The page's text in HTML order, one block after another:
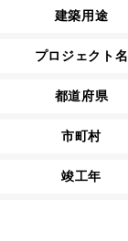
建築用途
プロジェクト名
都道府県
市町村
竣工年